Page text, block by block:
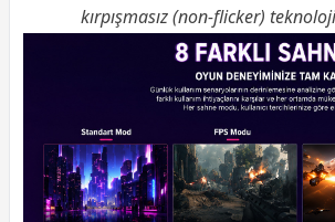
kırpışmasız (non-flicker) teknoloji